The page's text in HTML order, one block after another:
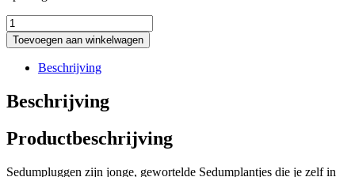
Sedum
pluggen
planten
aantal
Toevoegen aan winkelwagen
Beschrijving
Beschrijving
Productbeschrijving
Sedumpluggen zijn jonge, gewortelde Sedumplantjes die je zelf in